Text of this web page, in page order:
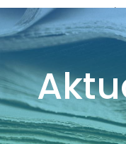
utworzone przez
kategorii,